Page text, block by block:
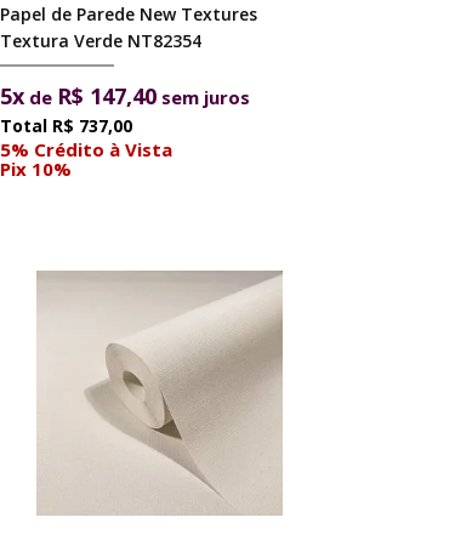
Papel de Parede New Textures
Textura Verde NT82354
5x de R$ 147,40 sem juros
R$ 737,00
5% Crédito à Vista
Pix 10%